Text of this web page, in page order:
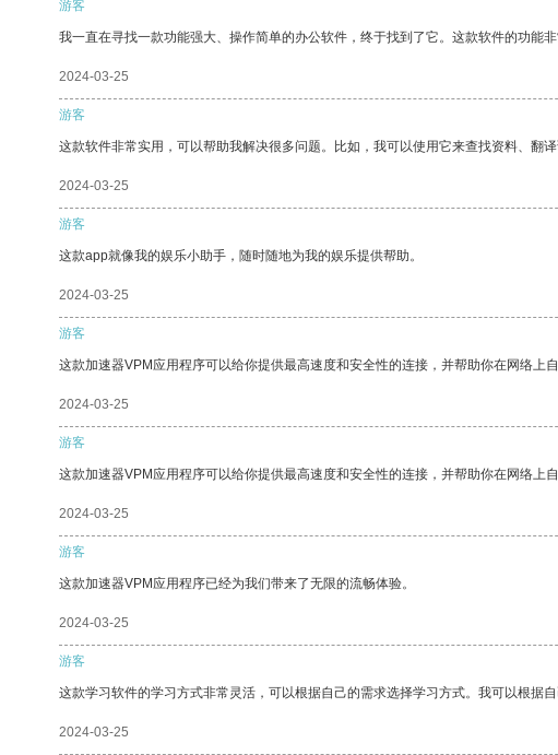
游客
我一直在寻找一款功能强大、操作简单的办公软件，终于找到了它。这款软件的功能
2024-03-25
游客
这款软件非常实用，可以帮助我解决很多问题。比如，我可以使用它来查找资料、翻译
2024-03-25
游客
这款app就像我的娱乐小助手，随时随地为我的娱乐提供帮助。
2024-03-25
游客
这款加速器VPM应用程序可以给你提供最高速度和安全性的连接，并帮助你在网络上自
2024-03-25
游客
这款加速器VPM应用程序可以给你提供最高速度和安全性的连接，并帮助你在网络上自
2024-03-25
游客
这款加速器VPM应用程序已经为我们带来了无限的流畅体验。
2024-03-25
游客
这款学习软件的学习方式非常灵活，可以根据自己的需求选择学习方式。我可以根据自
2024-03-25